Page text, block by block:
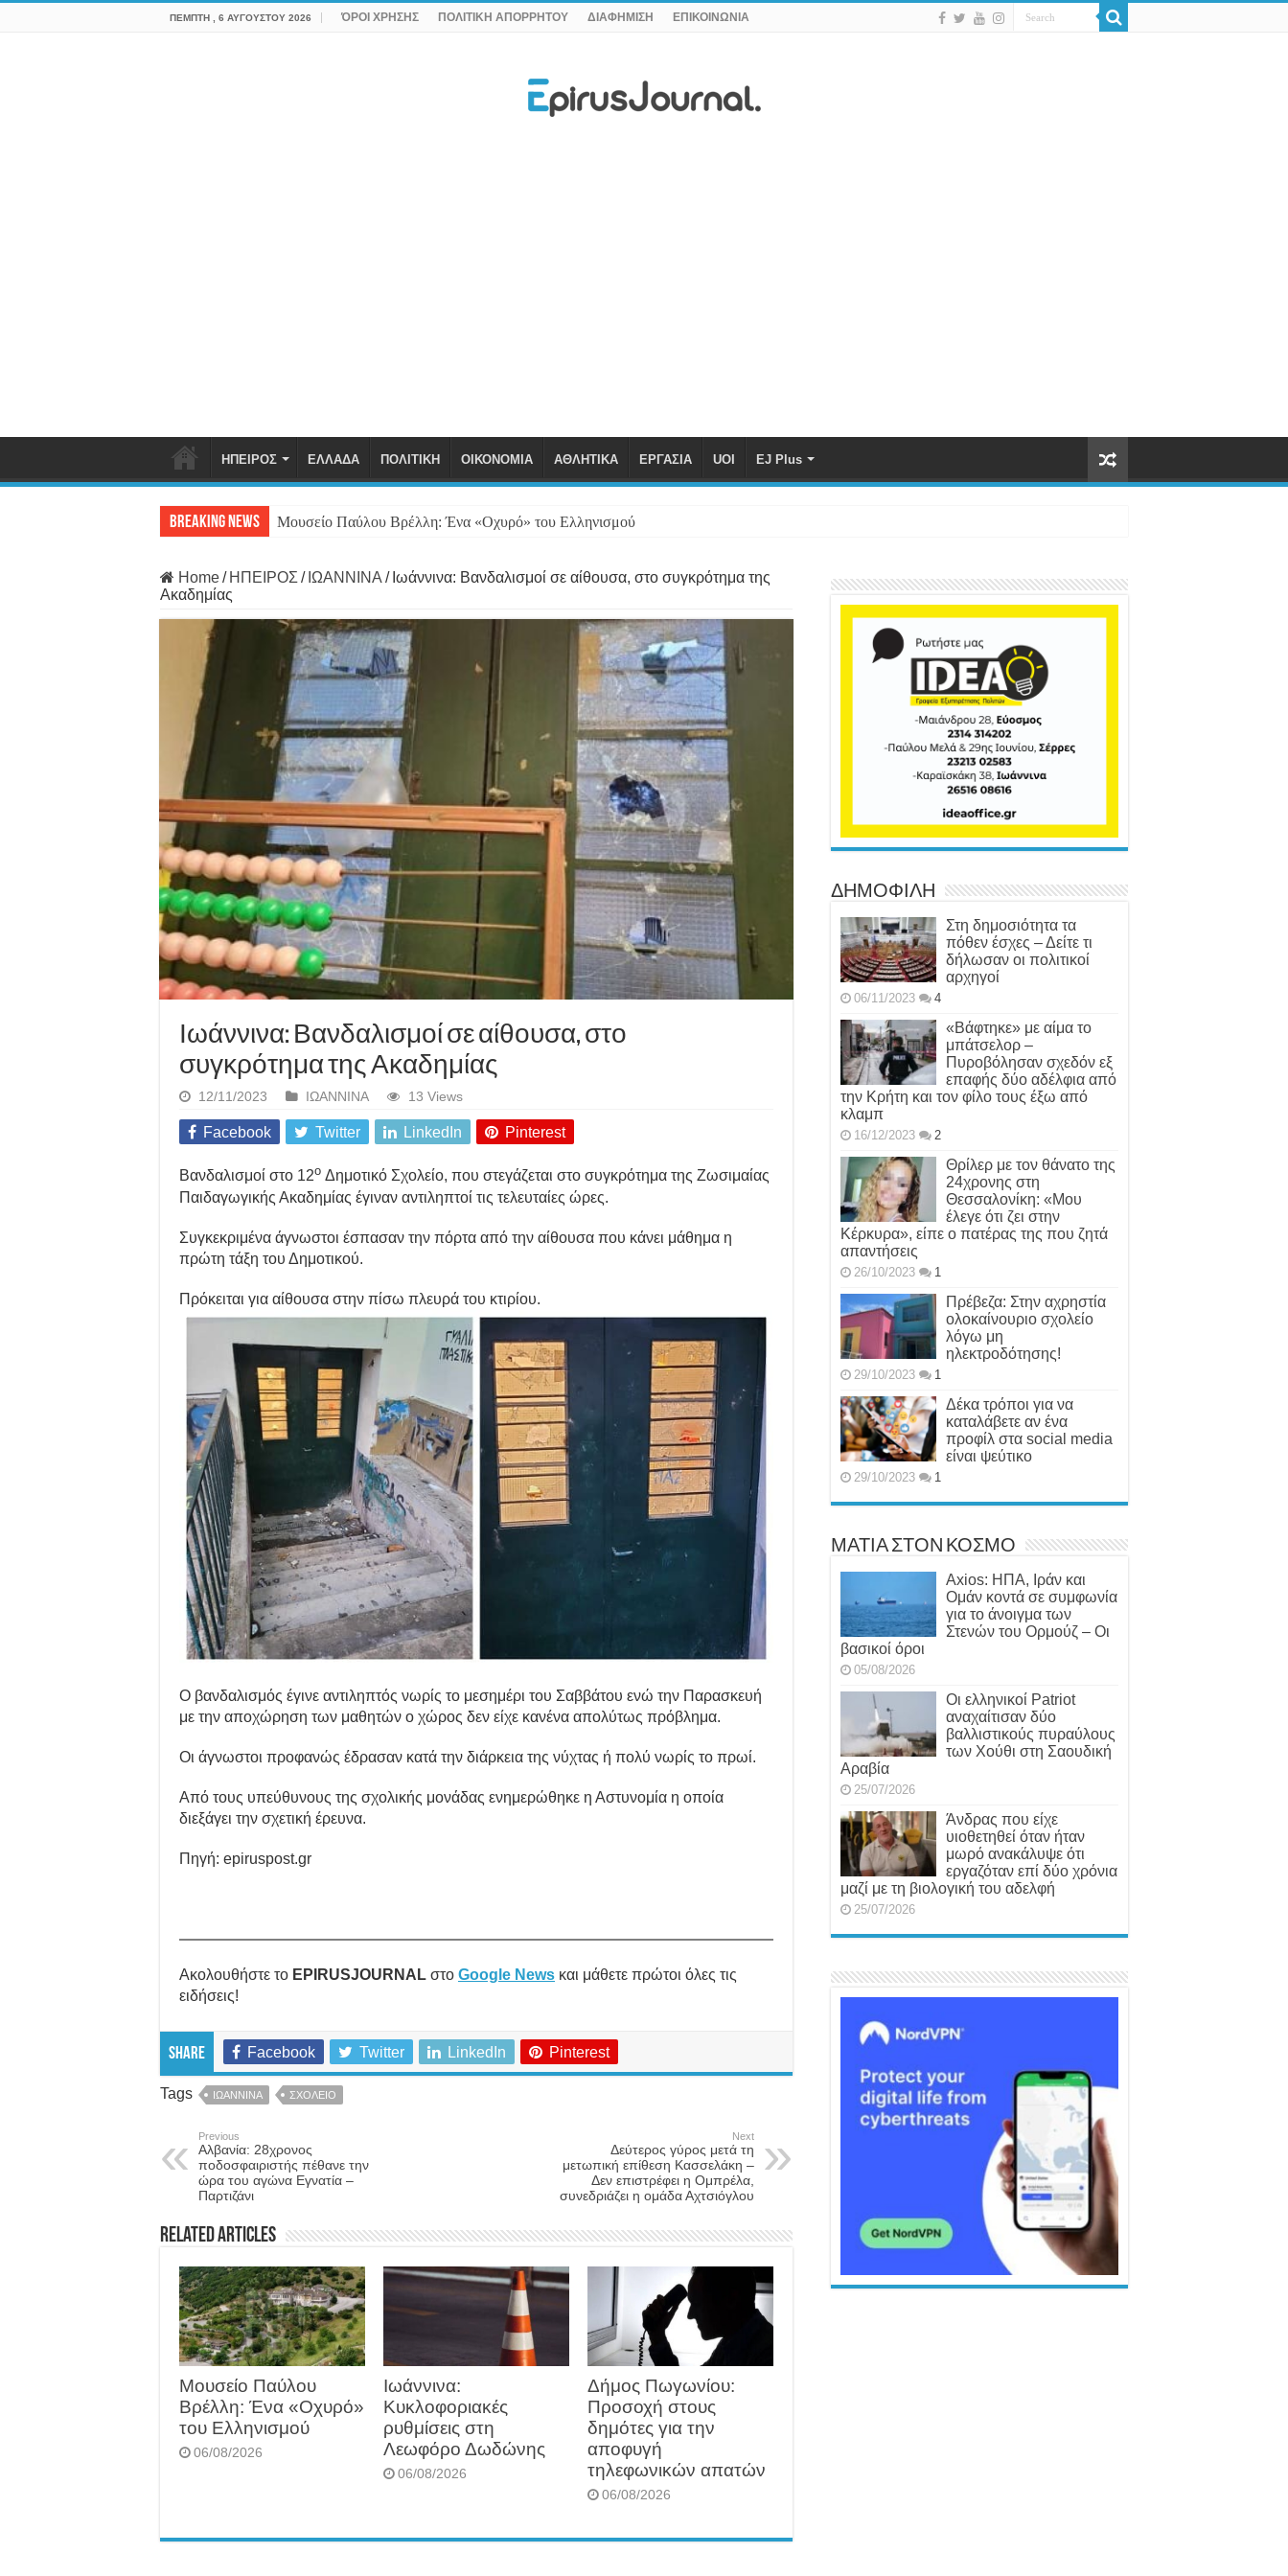
ΠΈΜΠΤΗ , 6 ΑΥΓΟΎΣΤΟΥ 2026 ΌΡΟΙ ΧΡΗΣΗΣ ΠΟΛΙΤΙΚΗ ΑΠΟΡΡΗΤΟΥ ΔΙΑΦΗΜΙΣΗ ΕΠΙΚΟΙΝΩΝΙΑ
ΗΠΕΙΡΟΣ ΕΛΛΑΔΑ ΠΟΛΙΤΙΚΗ ΟΙΚΟΝΟΜΙΑ ΑΘΛΗΤΙΚΑ ΕΡΓΑΣΙΑ UOI EJ Plus
Breaking News Μουσείο Παύλου Βρέλλη: Ένα «Οχυρό» του Ελληνισμού
Home/ ΗΠΕΙΡΟΣ / ΙΩΑΝΝΙΝΑ / Ιωάννινα: Βανδαλισμοί σε αίθουσα, στο συγκρότημα της
Ακαδημίας
Ιωάννινα: Βανδαλισμοί σε αίθουσα, στο
συγκρότημα της Ακαδημίας
12/11/2023 ΙΩΑΝΝΙΝΑ 13 Views
Facebook Twitter LinkedIn Pinterest
Βανδαλισμοί στο 12ο Δημοτικό Σχολείο, που στεγάζεται στο συγκρότημα της Ζωσιμαίας
Παιδαγωγικής Ακαδημίας έγιναν αντιληπτοί τις τελευταίες ώρες.
Συγκεκριμένα άγνωστοι έσπασαν την πόρτα από την αίθουσα που κάνει μάθημα η
πρώτη τάξη του Δημοτικού.
Πρόκειται για αίθουσα στην πίσω πλευρά του κτιρίου.
Ο βανδαλισμός έγινε αντιληπτός νωρίς το μεσημέρι του Σαββάτου ενώ την Παρασκευή
με την αποχώρηση των μαθητών ο χώρος δεν είχε κανένα απολύτως πρόβλημα.
Οι άγνωστοι προφανώς έδρασαν κατά την διάρκεια της νύχτας ή πολύ νωρίς το πρωί.
Από τους υπεύθυνους της σχολικής μονάδας ενημερώθηκε η Αστυνομία η οποία
διεξάγει την σχετική έρευνα.
Πηγή: epiruspost.gr
Ακολουθήστε το EPIRUSJOURNAL στο Google News και μάθετε πρώτοι όλες τις
ειδήσεις!
Share Facebook Twitter LinkedIn Pinterest
Tags ΙΩΑΝΝΙΝΑ ΣΧΟΛΕΙΟ
Previous
Αλβανία: 28χρονος
ποδοσφαιριστής πέθανε την
ώρα του αγώνα Εγνατία –
Παρτιζάνι
Next
Δεύτερος γύρος μετά τη
μετωπική επίθεση Κασσελάκη –
Δεν επιστρέφει η Ομπρέλα,
συνεδριάζει η ομάδα Αχτσιόγλου
Related Articles
Μουσείο Παύλου
Βρέλλη: Ένα «Οχυρό»
του Ελληνισμού
06/08/2026
Ιωάννινα:
Κυκλοφοριακές
ρυθμίσεις στη
Λεωφόρο Δωδώνης
06/08/2026
Δήμος Πωγωνίου:
Προσοχή στους
δημότες για την
αποφυγή
τηλεφωνικών απατών
06/08/2026
ΔΗΜΟΦΙΛΗ
Στη δημοσιότητα τα
πόθεν έσχες – Δείτε τι
δήλωσαν οι πολιτικοί
αρχηγοί
06/11/2023 4
«Βάφτηκε» με αίμα το
μπάτσελορ –
Πυροβόλησαν σχεδόν εξ
επαφής δύο αδέλφια από
την Κρήτη και τον φίλο τους έξω από
κλαμπ
16/12/2023 2
Θρίλερ με τον θάνατο της
24χρονης στη
Θεσσαλονίκη: «Μου
έλεγε ότι ζει στην
Κέρκυρα», είπε ο πατέρας της που ζητά
απαντήσεις
26/10/2023 1
Πρέβεζα: Στην αχρηστία
ολοκαίνουριο σχολείο
λόγω μη
ηλεκτροδότησης!
29/10/2023 1
Δέκα τρόποι για να
καταλάβετε αν ένα
προφίλ στα social media
είναι ψεύτικο
29/10/2023 1
ΜΑΤΙΑ ΣΤΟΝ ΚΟΣΜΟ
Axios: ΗΠΑ, Ιράν και
Ομάν κοντά σε συμφωνία
για το άνοιγμα των
Στενών του Ορμούζ – Οι
βασικοί όροι
05/08/2026
Οι ελληνικοί Patriot
αναχαίτισαν δύο
βαλλιστικούς πυραύλους
των Χούθι στη Σαουδική
Αραβία
25/07/2026
Άνδρας που είχε
υιοθετηθεί όταν ήταν
μωρό ανακάλυψε ότι
εργαζόταν επί δύο χρόνια
μαζί με τη βιολογική του αδελφή
25/07/2026